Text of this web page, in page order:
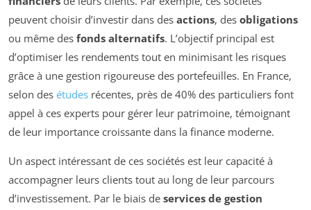
peuvent choisir d’investir dans des actions, des obligations
ou même des fonds alternatifs. L’objectif principal est
d’optimiser les rendements tout en minimisant les risques
grâce à une gestion rigoureuse des portefeuilles. En France,
selon des études récentes, près de 40% des particuliers font
appel à ces experts pour gérer leur patrimoine, témoignant
de leur importance croissante dans la finance moderne.
Un aspect intéressant de ces sociétés est leur capacité à
accompagner leurs clients tout au long de leur parcours
d’investissement. Par le biais de services de gestion